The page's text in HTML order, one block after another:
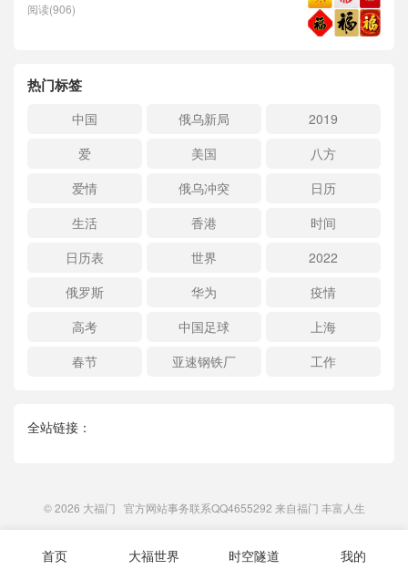
阅读(906)
热门标签
中国 俄乌新局
2019
爱
美国
八方
爱情
俄乌冲突
日历
生活
香港
时间
日历表
世界
2022
俄罗斯
华为
疫情
高考
中国足球
上海
春节
亚速钢铁厂 工作
全站链接：
© 2026 大福门 官方网站事务联系QQ4655292 来自福门 丰富人生
首页 大福世界 时空隧道 我的